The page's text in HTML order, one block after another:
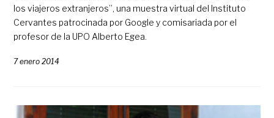
los viajeros extranjeros”, una muestra virtual del Instituto
Cervantes patrocinada por Google y comisariada por el
profesor de la UPO Alberto Egea.
7 enero 2014